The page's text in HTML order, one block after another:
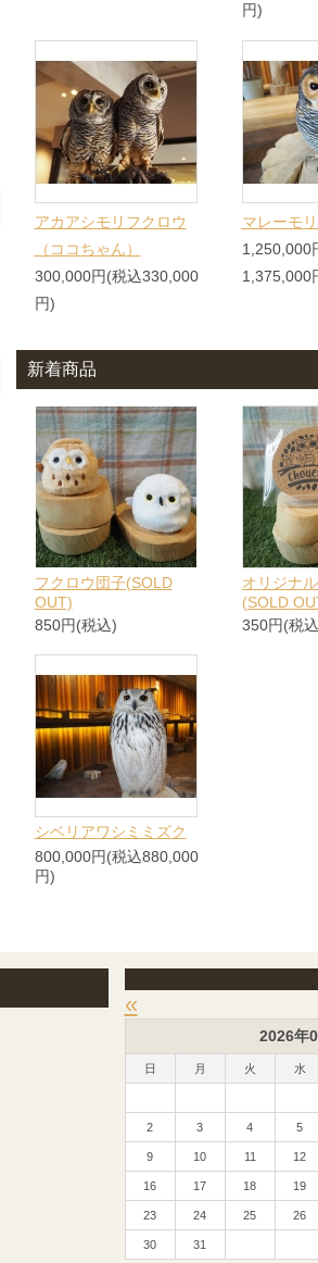
円)
アカアシモリフクロウ
（ココちゃん）
300,000円(税込330,000
円)
マレーモ
1,250,000
1,375,000
新着商品
フクロウ団子(SOLD
OUT)
850円(税込)
オリジナ
(SOLD
350円(税
シベリアワシミミズク
800,000円(税込880,000
円)
«
2026年
日 月 火 水
2 3 4 5
9 10 11 12
16 17 18 19
23 24 25 26
30 31